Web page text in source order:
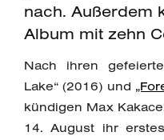
nach. Außerdem
Album mit zehn
Nach ihren
Lake“ (2016) und
kündigen Max
14. August ihr